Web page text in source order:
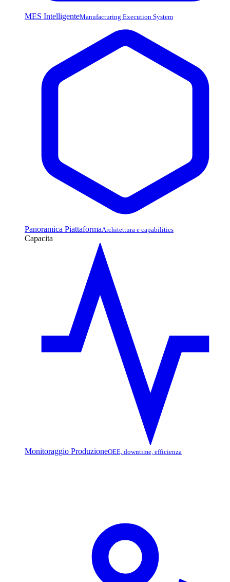
MES IntelligenteManufacturing Execution System
Panoramica PiattaformaArchitettura e capabilities
Capacita
Monitoraggio ProduzioneOEE, downtime, efficienza